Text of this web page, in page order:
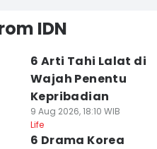
IDN
6 Arti Tahi Lalat di
Wajah Penentu
Kepribadian
9 Aug 2026, 18:10 WIB
Life
6 Drama Korea